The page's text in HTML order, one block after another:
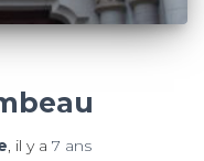
, il y a 7 ans